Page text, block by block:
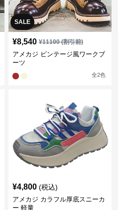
SALE
¥8,540 ¥11100(割引前)
アメカジ ビンテージ風ワークブ
ーツ
全2色
¥4,800 (税込)
アメカジ カラフル厚底スニーカ
ー 軽量